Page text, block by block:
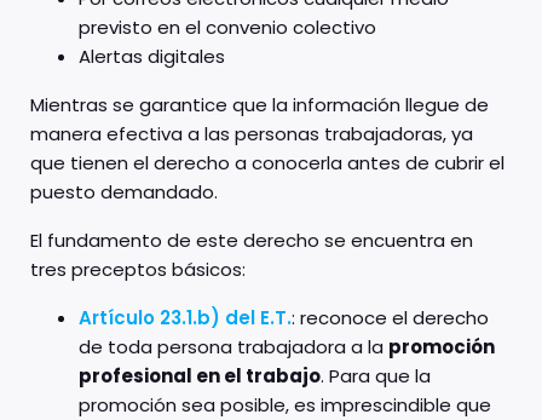
previsto en el convenio colectivo
Alertas digitales
Mientras se garantice que la información llegue de
manera efectiva a las personas trabajadoras, ya
que tienen el derecho a conocerla antes de cubrir el
puesto demandado.
El fundamento de este derecho se encuentra en
tres preceptos básicos:
Artículo 23.1.b) del E.T.: reconoce el derecho
de toda persona trabajadora a la promoción
profesional en el trabajo. Para que la
promoción sea posible, es imprescindible que